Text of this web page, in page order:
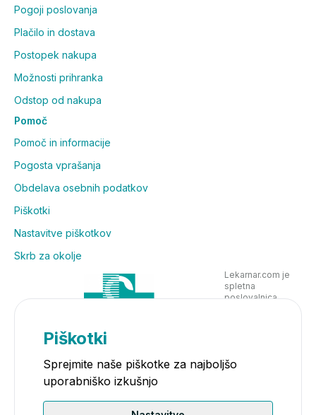
Pogoji poslovanja
Plačilo in dostava
Postopek nakupa
Možnosti prihranka
Odstop od nakupa
Pomoč
Pomoč in informacije
Pogosta vprašanja
Obdelava osebnih podatkov
Piškotki
Nastavitve piškotkov
Skrb za okolje
Lekarnar.com je
spletna
poslovalnica
Piškotki
Sprejmite naše piškotke za najboljšo
uporabniško izkušnjo